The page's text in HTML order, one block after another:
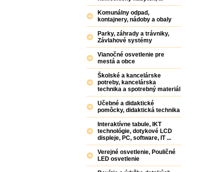
Komunálny odpad,
kontajnery, nádoby a obaly
Parky, záhrady a trávniky,
Závlahové systémy
Vianočné osvetlenie pre
mestá a obce
Školské a kancelárske
potreby, kancelárska
technika a spotrebný materiál
Učebné a didaktické
pomôcky, didaktická technika
Interaktívne tabule, IKT
technológie, dotykové LCD
displeje, PC, software, IT ...
Verejné osvetlenie, Pouličné
LED osvetlenie